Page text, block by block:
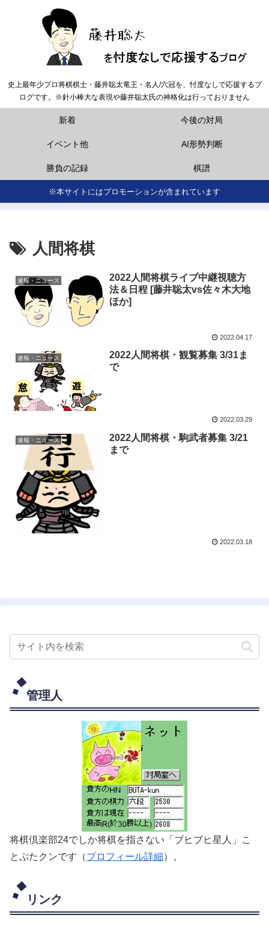
史上最年少プロ将棋棋士・藤井聡太竜王・名人/六冠を、忖度なしで応援するブ
ログです。※針小棒大な表現や藤井聡太氏の神格化は行っておりません
新着 今後の対局
イベント他 AI形勢判断
勝負の記録 棋譜
※本サイトにはプロモーションが含まれています
人間将棋
速報・ニュース
2022人間将棋ライブ中継視聴方
法＆日程 [藤井聡太vs佐々木大地
ほか]
2022.04.17
速報・ニュース
2022人間将棋・観覧募集 3/31ま
で
2022.03.29
速報・ニュース
2022人間将棋・駒武者募集 3/21
まで
2022.03.18
管理人
将棋倶楽部24でしか将棋を指さない「ブヒブヒ星人」こ
とぶたクンです（プロフィール詳細）。
リンク